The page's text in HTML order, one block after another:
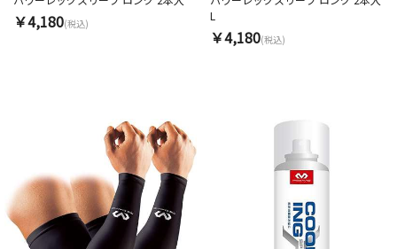
￥4,180(税込)
L
￥4,180(税込)